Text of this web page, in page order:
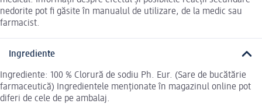
nedorite pot fi găsite în manualul de utilizare, de la medic sau
farmacist.
Ingrediente
Ingrediente: 100 % Clorură de sodiu Ph. Eur. (Sare de bucătărie
farmaceutică) Ingredientele menționate în magazinul online pot
diferi de cele de pe ambalaj.